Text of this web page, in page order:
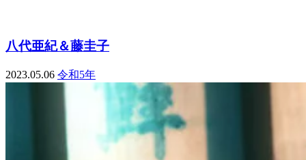
八代亜紀＆藤圭子
2023.05.06 令和5年